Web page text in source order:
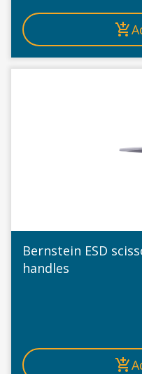
Bernstein ESD
handles